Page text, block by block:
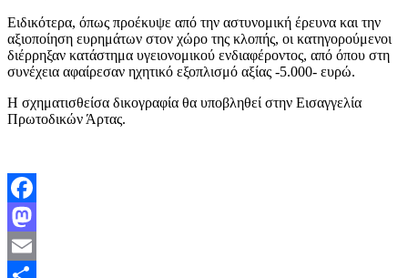
Ειδικότερα, όπως προέκυψε από την αστυνομική έρευνα και την
αξιοποίηση ευρημάτων στον χώρο της κλοπής, οι κατηγορούμενοι
διέρρηξαν κατάστημα υγειονομικού ενδιαφέροντος, από όπου στη
συνέχεια αφαίρεσαν ηχητικό εξοπλισμό αξίας -5.000- ευρώ.
Η σχηματισθείσα δικογραφία θα υποβληθεί στην Εισαγγελία
Πρωτοδικών Άρτας.
Facebook
Mastodon
Email